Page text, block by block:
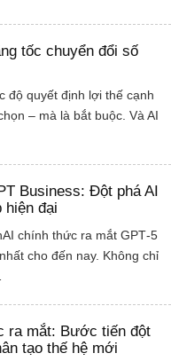
tốc chuyển đổi số
độ quyết định lợi thế cạnh
– mà là bắt buộc. Và AI
Business: Đột phá AI
hiện đại
chính thức ra mắt GPT‑5
cho đến nay. Không chỉ
ra mắt: Bước tiến đột
tạo thế hệ mới